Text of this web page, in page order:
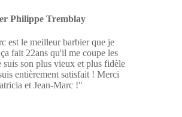
Philippe Tremblay
est le meilleur barbier que je
fait 22ans qu'il me coupe les
suis son plus vieux et plus fidèle
entièrement satisfait ! Merci
et Jean-Marc !"